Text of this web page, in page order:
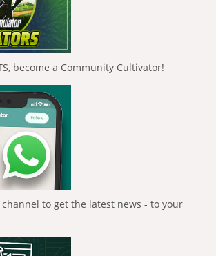
become a Community Cultivator!
channel to get the latest news - to your